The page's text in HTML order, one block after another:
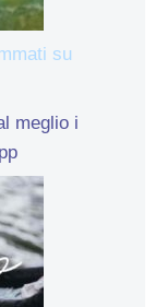
su
meglio i